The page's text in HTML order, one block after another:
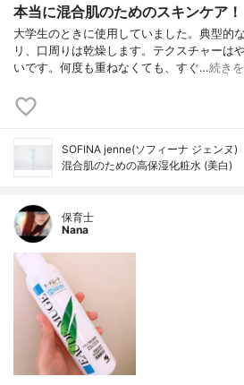
本当に混合肌のためのスキンケア！
大学生のときに使用していました。典型的
リ、口周りは乾燥します。テクスチャーは
いです。何度も重ねなくても、すぐ…続き
SOFINA jenne(ソフィーナ ジェンヌ)
混合肌のための高保湿化粧水 (美白)
保育士
Nana